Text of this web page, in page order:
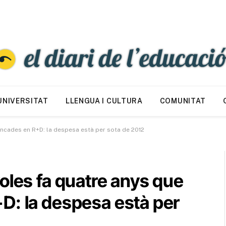
LLENGUA I CULTURA COMUNITAT
en R+D: la despesa està per sota de 2012
fa quatre anys que
la despesa està per